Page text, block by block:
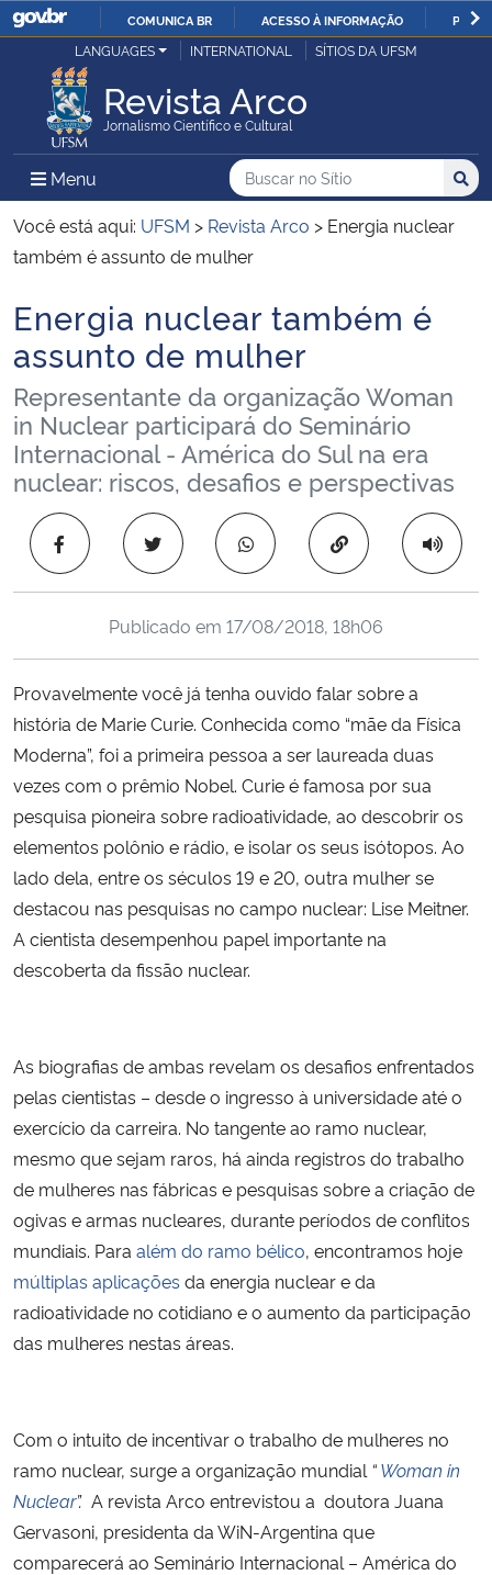
IR
O
COMUNICA BR ACESSO À INFORMAÇÃO
Ministério da Justiça e Segurança Pública
Ministério da Defesa
Ministério das Relações Exteriores
Ministério da Infraestrutura
Ministério da Agricultura, Pecuária e Abastecimento
Ministério da Educação
Ministério da Cidadania
Ministério da Saúde
Ministério de Minas e Energia
Ministério da Ciência, Tecnologia, Inovações e Comunicações
Ministério do Turismo
Ministério do Desenvolvimento Regional
Controladoria-Geral da União
Ministério da Mulher, da Família e dos Direitos Humanos
Secretaria de Governo
Gabinete de Segurança Institucional
Planalto
LANGUAGES INTERNATIONAL SÍTIOS DA UFSM
Revista Arco
Jornalismo Científico e Cultural
Menu Menu Principal do Sítio
Busca
Buscar no no Sítio
Busca:
Você está aqui: UFSM > Revista Arco > Energia nuclear
também é assunto de mulher
Início do conteúdo
Energia nuclear também é
assunto de mulher
Representante da organização Woman
in Nuclear participará do Seminário
Internacional - América do Sul na era
nuclear: riscos, desafios e perspectivas
Copiar para área
Publicado em 17/08/2018, 18h06
Provavelmente você já tenha ouvido falar sobre a
história de Marie Curie. Conhecida como “mãe da Física
Moderna”, foi a primeira pessoa a ser laureada duas
vezes com o prêmio Nobel. Curie é famosa por sua
pesquisa pioneira sobre radioatividade, ao descobrir os
elementos polônio e rádio, e isolar os seus isótopos. Ao
lado dela, entre os séculos 19 e 20, outra mulher se
destacou nas pesquisas no campo nuclear: Lise Meitner.
A cientista desempenhou papel importante na
descoberta da fissão nuclear.
As biografias de ambas revelam os desafios enfrentados
pelas cientistas – desde o ingresso à universidade até o
exercício da carreira. No tangente ao ramo nuclear,
mesmo que sejam raros, há ainda registros do trabalho
de mulheres nas fábricas e pesquisas sobre a criação de
ogivas e armas nucleares, durante períodos de conflitos
mundiais. Para além do ramo bélico, encontramos hoje
múltiplas aplicações da energia nuclear e da
radioatividade no cotidiano e o aumento da participação
das mulheres nestas áreas.
Com o intuito de incentivar o trabalho de mulheres no
ramo nuclear, surge a organização mundial “Woman in
Nuclear”. A revista Arco entrevistou a doutora Juana
Gervasoni, presidenta da WiN-Argentina que
comparecerá ao Seminário Internacional – América do